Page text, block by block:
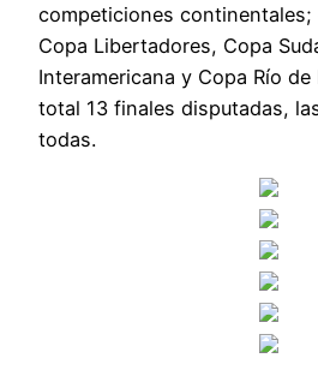
competiciones continentales;
Copa Libertadores, Copa
Interamericana y Copa Río de
total 13 finales disputadas,
todas.